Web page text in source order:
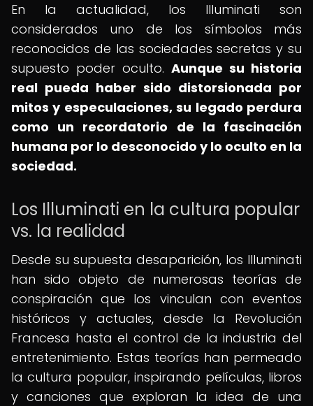
En la actualidad, los Illuminati son
considerados uno de los símbolos más
reconocidos de las sociedades secretas y su
supuesto poder oculto. Aunque su historia
real pueda haber sido distorsionada por
mitos y especulaciones, su legado perdura
como un recordatorio de la fascinación
humana por lo desconocido y lo oculto en la
sociedad.
Los Illuminati en la cultura popular
vs. la realidad
Desde su supuesta desaparición, los Illuminati
han sido objeto de numerosas teorías de
conspiración que los vinculan con eventos
históricos y actuales, desde la Revolución
Francesa hasta el control de la industria del
entretenimiento. Estas teorías han permeado
la cultura popular, inspirando películas, libros
y canciones que exploran la idea de una